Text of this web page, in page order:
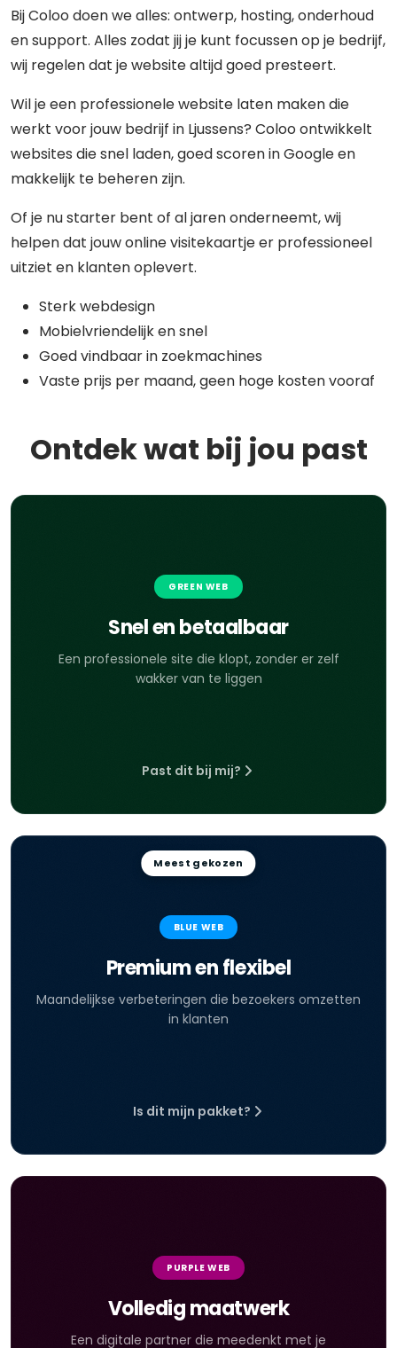
Bij Coloo doen we alles: ontwerp, hosting, onderhoud
en support. Alles zodat jij je kunt focussen op je bedrijf,
wij regelen dat je website altijd goed presteert.
Wil je een professionele website laten maken die
werkt voor jouw bedrijf in Ljussens? Coloo ontwikkelt
websites die snel laden, goed scoren in Google en
makkelijk te beheren zijn.
Of je nu starter bent of al jaren onderneemt, wij
helpen dat jouw online visitekaartje er professioneel
uitziet en klanten oplevert.
Sterk webdesign
Mobielvriendelijk en snel
Goed vindbaar in zoekmachines
Vaste prijs per maand, geen hoge kosten vooraf
Ontdek wat bij jou past
GREEN WEB
Snel en betaalbaar
Een professionele site die klopt, zonder er zelf
wakker van te liggen
Past dit bij mij?
Meest gekozen
BLUE WEB
Premium en flexibel
Maandelijkse verbeteringen die bezoekers omzetten
in klanten
Is dit mijn pakket?
PURPLE WEB
Volledig maatwerk
Een digitale partner die meedenkt met je